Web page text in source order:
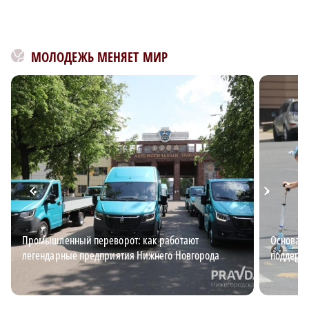
МОЛОДЕЖЬ МЕНЯЕТ МИР
Промышленный переворот: как работают
легендарные предприятия Нижнего Новгорода
Основа